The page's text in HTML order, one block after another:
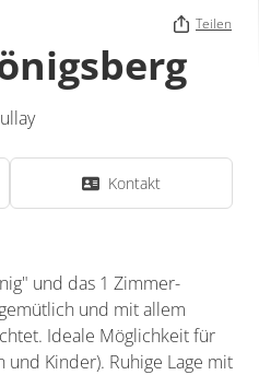
Teilen
Kontakt
und das 1 Zimmer-
und mit allem
Ideale Möglichkeit für
Kinder). Ruhige Lage mit